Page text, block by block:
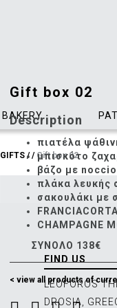
BAKERY
GIFTS // Gift box 02
Gift box 02
Description
πιατέλα
μπισκότο
βάζο με
πλάκα λευκής
σακουλάκι με
CHAMPAGNE
ΣΥΝΟΛΟ 138€
< view all products of
FIND US
LEOFOROS
DROSIA,